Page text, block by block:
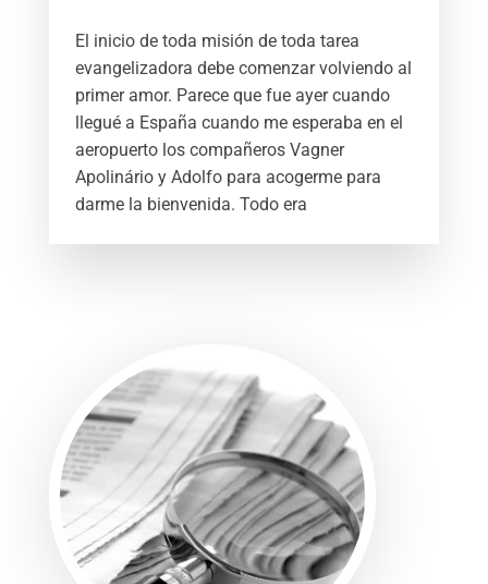
El inicio de toda misión de toda tarea
evangelizadora debe comenzar volviendo al
primer amor. Parece que fue ayer cuando
llegué a España cuando me esperaba en el
aeropuerto los compañeros Vagner
Apolinário y Adolfo para acogerme para
darme la bienvenida. Todo era